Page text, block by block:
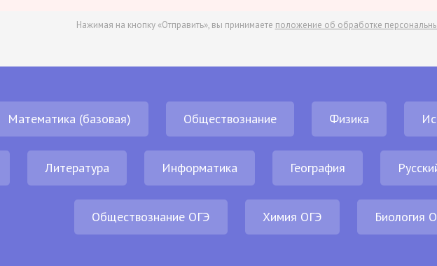
Нажимая на кнопку «Отправить», вы принимаете положение об обработке
Математика (базовая) Обществознание Физика
Литература Информатика География
Обществознание ОГЭ Химия ОГЭ Биология